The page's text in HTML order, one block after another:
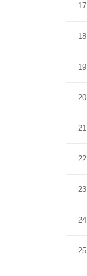
17
18
19
20
21
22
23
24
25